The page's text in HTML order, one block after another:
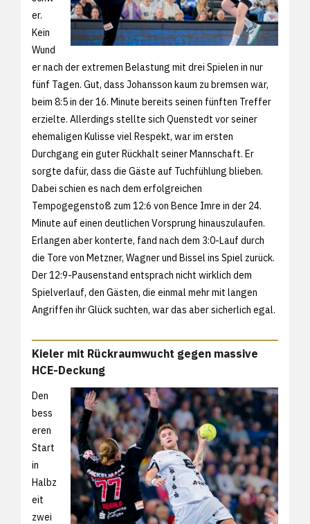
er.
Kein
Wund
er nach der extremen Belastung mit drei Spielen in nur
fünf Tagen. Gut, dass Johansson kaum zu bremsen war,
beim 8:5 in der 16. Minute bereits seinen fünften Treffer
erzielte. Allerdings stellte sich Quenstedt vor seiner
ehemaligen Kulisse viel Respekt, war im ersten
Durchgang ein guter Rückhalt seiner Mannschaft. Er
sorgte dafür, dass die Gäste auf Tuchfühlung blieben.
Dabei schien es nach dem erfolgreichen
Tempogegenstoß zum 12:6 von Bence Imre in der 24.
Minute auf einen deutlichen Vorsprung hinauszulaufen.
Erlangen aber konterte, fand nach dem 3:0-Lauf durch
die Tore von Metzner, Wagner und Bissel ins Spiel zurück.
Der 12:9-Pausenstand entsprach nicht wirklich dem
Spielverlauf, den Gästen, die einmal mehr mit langen
Angriffen ihr Glück suchten, war das aber sicherlich egal.
Kieler mit Rückraumwucht gegen massive
HCE-Deckung
Den
bess
eren
Start
in
Halbz
eit
zwei